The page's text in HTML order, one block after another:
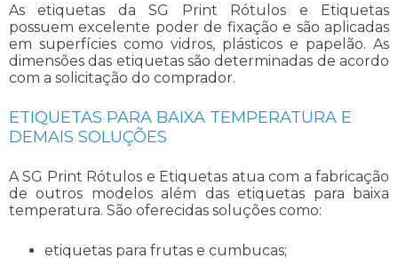
As etiquetas da SG Print Rótulos e Etiquetas
possuem excelente poder de fixação e são aplicadas
em superfícies como vidros, plásticos e papelão. As
dimensões das etiquetas são determinadas de acordo
com a solicitação do comprador.
ETIQUETAS PARA BAIXA TEMPERATURA E
DEMAIS SOLUÇÕES
A SG Print Rótulos e Etiquetas atua com a fabricação
de outros modelos além dasetiquetas para baixa
temperatura. São oferecidas soluções como:
etiquetas para frutas e cumbucas;